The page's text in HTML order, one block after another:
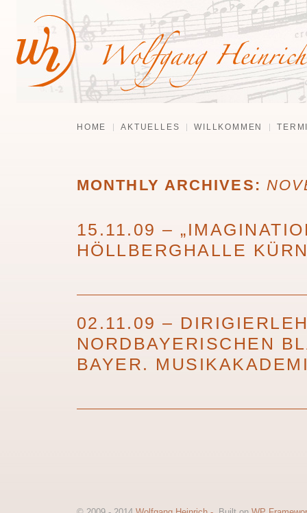
HOME AKTUELLES WILLKOMMEN
MONTHLY ARCHIVES:
15.11.09 –
HÖLLBERGHALLE
02.11.09 –
NORDBAYERISCHEN
BAYER.